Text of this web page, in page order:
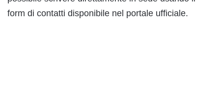
form di contatti disponibile nel portale ufficiale.